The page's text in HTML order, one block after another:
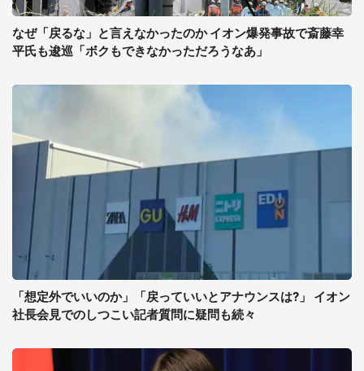
なぜ「戻るな」と言えなかったのか イオン爆発事故で斎藤幸
平氏も逡巡「ボクもできなかっただろうなあ」
「想定外でいいのか」「戻っていいとアナウンスは?」 イオン
社長会見でのしつこい記者質問に疑問も続々